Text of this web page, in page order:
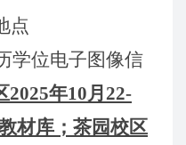
点
学位电子图像信
2025年10月 22-
材库；茶园校区